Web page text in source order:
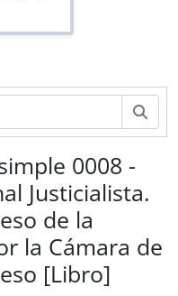
0008 -
Justicialista.
de la
la Cámara de
[Libro]
Políticos y Sociales
Bucich
y Conferencias